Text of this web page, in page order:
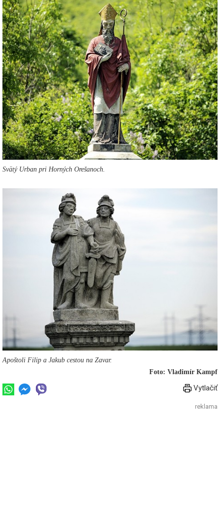
Svätý Urban pri Horných Orešanoch.
Apoštoli Filip a Jakub cestou na Zavar.
Foto: Vladimír Kampf
Vytlačiť
reklama